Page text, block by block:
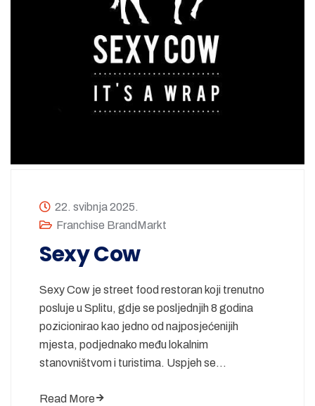
22. svibnja 2025.
Franchise BrandMarkt
Sexy Cow
Sexy Cow je street food restoran koji trenutno
posluje u Splitu, gdje se posljednjih 8 godina
pozicionirao kao jedno od najposjećenijih
mjesta, podjednako među lokalnim
stanovništvom i turistima. Uspjeh se…
Read More